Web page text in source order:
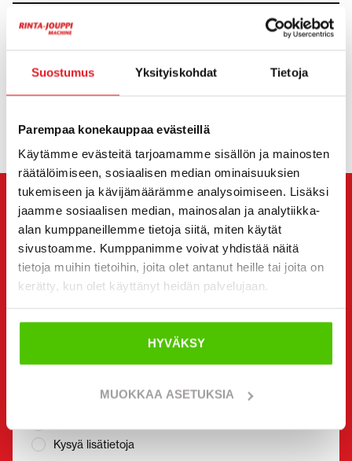
Suostumus Yksityiskohdat Tietoja
Parempaa konekauppaa evästeillä
Käytämme evästeitä tarjoamamme sisällön ja mainosten
räätälöimiseen, sosiaalisen median ominaisuuksien
tukemiseen ja kävijämäärämme analysoimiseen. Lisäksi
jaamme sosiaalisen median, mainosalan ja analytiikka-
alan kumppaneillemme tietoja siitä, miten käytät
sivustoamme. Kumppanimme voivat yhdistää näitä
tietoja muihin tietoihin, joita olet antanut heille tai joita on
kerätty, kun olet käyttänyt heidän palvelujaan.
HYVÄKSY
MUOKKAA ASETUKSIA
Telojen leveys
HINTA
OTA YHTEYTTÄ MYYJÄÄN
ViestiHitachi ZX 350 LC-5 High Reachmyyjälle. Hän
on sinuun yhteydessä sinulle haluamallasi tavalla.
yksittäiseen myyjään. Myyjän yhteystiedot löydät sivun
Kysyä lisätietoja